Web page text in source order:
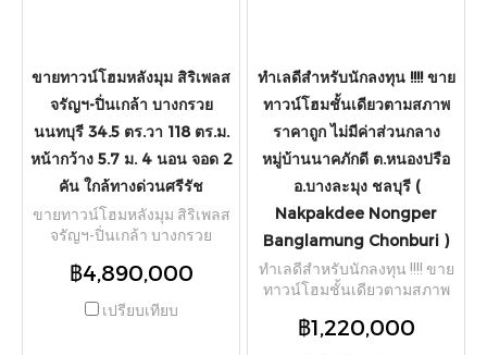
ขายทาวน์โฮมหลังมุม สิริเพลส
จรัญฯ-ปิ่นเกล้า บางกรวย
นนทบุรี 34.5 ตร.วา 118 ตร.ม.
หน้ากว้าง 5.7 ม. 4 นอน จอด 2
คัน ใกล้ทางด่วนศรีรัช
ขายทาวน์โฮมหลังมุม สิริเพลส
จรัญฯ-ปิ่นเกล้า บางกรวย
หน้ากว้าง 5.7 ม. 4 นอน จอด 2
฿4,890,000
เปรียบเทียบ
ทำเลดีสำหรับนักลงทุน !!!! ขาย
ทาวน์โฮมชั้นเดียวตามสภาพ
ราคาถูก ไม่มีค่าส่วนกลาง
หมู่บ้านนาคภักดี ต.หนองปรือ
อ.บางละมุง ชลบุรี (
Nakpakdee Nongper
Banglamung Chonburi )
ทำเลดีสำหรับนักลงทุน !!!! ขาย
ทาวน์โฮมชั้นเดียวตามสภาพ
หมู่บ้านนาคภักดี ต.หนองปรือ
฿1,220,000